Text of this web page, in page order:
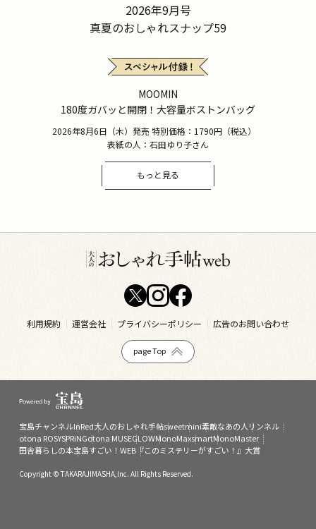
2026年9月号
真夏のおしゃれスナップ59
MOOMIN
180度ガバッと開閉！大容量ボストンバッグ
2026年8月6日（木）発売 特別価格：1790円（税込）
表紙の人：石田ゆり子さん
もっと見る
利用規約 運営会社 プライバシーポリシー 広告のお問い合わせ
page Top
宝島チャンネルInRed大人のおしゃれ手帖sweetmini素敵なあの人 リンネル
otona ROSYSPRiNGotona MUSEGLOWMonoMaxsmartMonoMaster
田舎暮らしの本宝島すごい！WEB『このミステリーがすごい！』大賞
Copyright © TAKARAJIMASHA,Inc. All Rights Reserved.